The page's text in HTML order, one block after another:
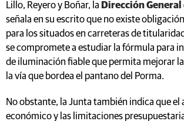
Lillo, Reyero y Boñar, la Dirección
señala en su escrito que no existe
para los situados en carreteras de
se compromete a estudiar la fórmula para
de iluminación fiable que permita mejorar
la vía que bordea el pantano del Porma.
No obstante, la Junta también indica que
económico y las limitaciones